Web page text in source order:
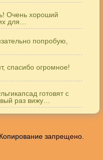
Очень хороший
для…
попробую,
спасибо огромное!
готовят с
раз вижу…
запрещено.